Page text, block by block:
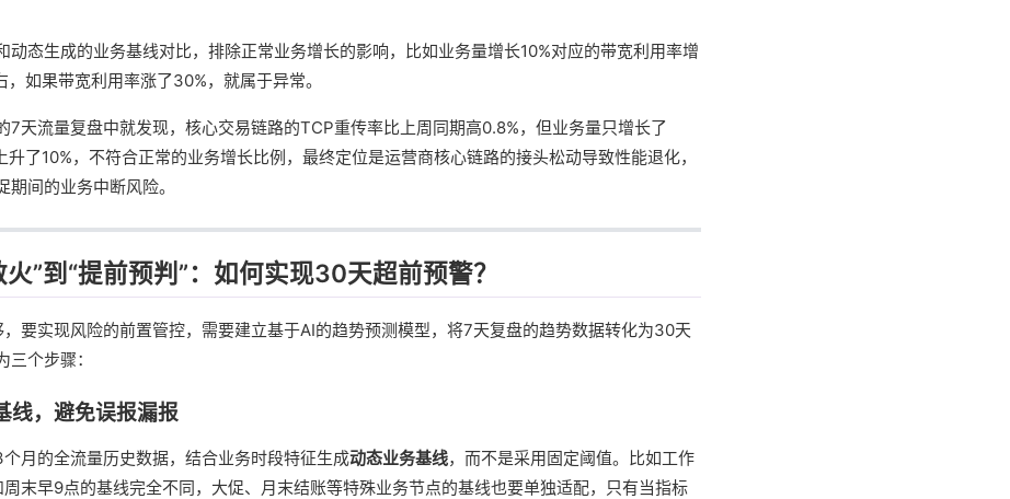
动态生成的业务基线对比，排除正常业务增长的影响，比如业务量增长10%对应的带宽利用率增
，如果带宽利用率涨了30%，就属于异常。
7天流量复盘中就发现，核心交易链路的TCP重传率比上周同期高0.8%，但业务量只增长了
升了10%，不符合正常的业务增长比例，最终定位是运营商核心链路的接头松动导致性能退化，
间的业务中断风险。
”到“提前预判”：如何实现30天超前预警？
要实现风险的前置管控，需要建立基于AI的趋势预测模型，将7天复盘的趋势数据转化为30天
个步骤：
线，避免误报漏报
月的全流量历史数据，结合业务时段特征生成动态业务基线，而不是采用固定阈值。比如工作
末早9点的基线完全不同，大促、月末结账等特殊业务节点的基线也要单独适配，只有当指标